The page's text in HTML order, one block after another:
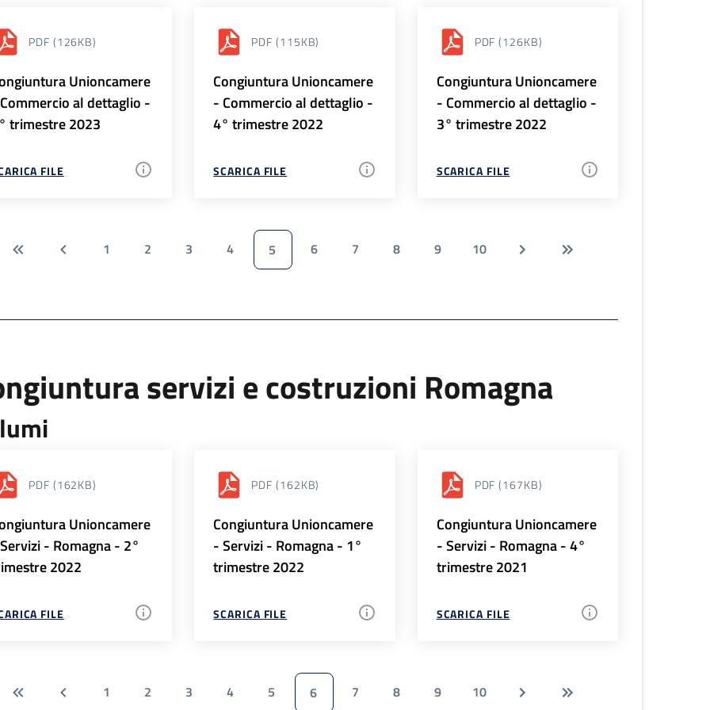
PDF (126KB)
Unioncamere
al dettaglio -
trimestre 2023
FILE
PDF (115KB)
Congiuntura Unioncamere
- Commercio al dettaglio -
4° trimestre 2022
SCARICA FILE
PDF (126KB)
Congiuntura Unioncamere
- Commercio al dettaglio -
3° trimestre 2022
SCARICA FILE
1 2 3 4 5 6 7 8 9 10
servizi e costruzioni Romagna
PDF (162KB)
Unioncamere
- Romagna - 2°
2022
FILE
PDF (162KB)
Congiuntura Unioncamere
- Servizi - Romagna - 1°
trimestre 2022
SCARICA FILE
PDF (167KB)
Congiuntura Unioncamere
- Servizi - Romagna - 4°
trimestre 2021
SCARICA FILE
1 2 3 4 5 6 7 8 9 10